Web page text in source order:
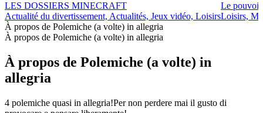
LES DOSSIERS MINECRAFT
Actualité du divertissement, Actualités, Jeux vidéo, Loisirs
Le pouvoir
Loisirs,
À propos de Polemiche (a volte) in allegria
À propos de Polemiche (a volte) in allegria
À propos de Polemiche (a volte) in
allegria
4 polemiche quasi in allegria!Per non perdere mai il gusto di